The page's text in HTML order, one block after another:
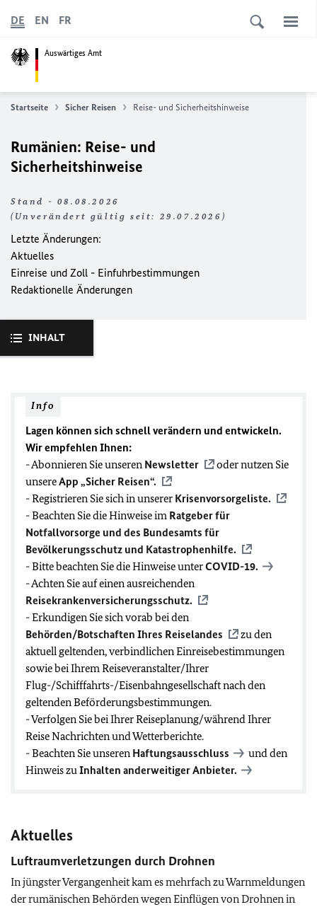
Auswärtiges Amt
DE EN FR
Startseite Sicher Reisen Reise- und Sicherheitshinweise
Rumänien: Reise- und
Sicherheitshinweise
Stand - 08.08.2026
(Unverändert gültig seit: 29.07.2026)
Letzte Änderungen:
Aktuelles
Einreise und Zoll - Einfuhrbestimmungen
Redaktionelle Änderungen
INHALT
Info
Lagen können sich schnell verändern und entwickeln.
Wir empfehlen Ihnen:
- Abonnieren Sie unseren Newsletter
oder nutzen Sie
unsereApp „Sicher Reisen“.
- Registrieren Sie sich in unserer Krisenvorsorgeliste.
- Beachten Sie die Hinweise im Ratgeber für
Notfallvorsorge und des Bundesamts für
Bevölkerungsschutz und Katastrophenhilfe.
- Bitte beachten Sie die Hinweise unterCOVID-19.
- Achten Sie auf einen ausreichenden
Reisekrankenversicherungsschutz.
- Erkundigen Sie sich vorab bei den
Behörden/Botschaften Ihres Reiselandes
zu den
aktuell geltenden, verbindlichen Einreisebestimmungen
sowie bei Ihrem Reiseveranstalter/Ihrer
Flug-/Schifffahrts-/Eisenbahngesellschaft nach den
geltenden Beförderungsbestimmungen.
- Verfolgen Sie bei Ihrer Reiseplanung/während Ihrer
Reise Nachrichten und Wetterberichte.
- Beachten Sie unseren Haftungsausschluss
und den
Hinweis zuInhalten anderweitiger Anbieter.
Aktuelles
Luftraumverletzungen durch Drohnen
In jüngster Vergangenheit kam es mehrfach zu Warnmeldungen
der rumänischen Behörden wegen Einflügen von Drohnen in